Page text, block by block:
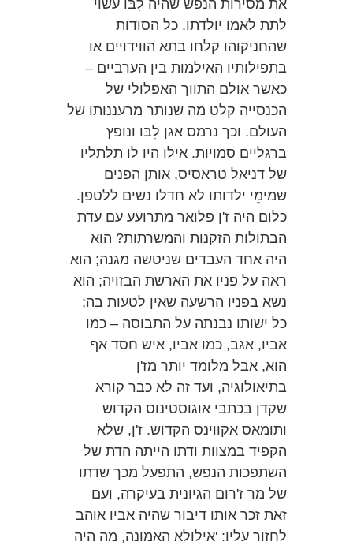
את מסירות הנפש שהיה לִבּו עשוי
לתת לאמו יולדתו. כל הסודות
שהחניקוהו קלחו בתא הווידויים או
בתפילותיו האילמות בין הערביים –
כאשר אולם התווך האפלולי של
הכנסייה קלט מה שנותר מרעננותו של
העולם. וכך נרמס אגן לִבּו ונופץ
ברגליים סמויות. אילו היו לו תלתליו
של דניאל טראסיס, אותן הפנים
שמימֵי ילדותו לא חדלו נשים ללטפן.
כלום היה ז'ן פלואר מתרועע עם עדת
הבתולות הזקנות והמשרתות? הוא
היה אחד העבדים שניטשה מגנה; הוא
ראה על פניו את הארשת הבזויה; הוא
נשא בפניו הרשעה שאין לטעות בה;
כל ישותו נבנתה על התבוסה – כמו
אביו, אגב, כמו אביו, איש חסד אף
הוא, אבל מלומד יותר מז'ן
בתיאולוגיה, ועד זה לא כבר קורא
שקדן בכתבי אוגוסטינוס הקדוש
ותומאס אקווינס הקדוש. ז'ן, שלא
הקפיד במצוות ודתו הייתה הדת של
השתפכות הנפש, התפעל מכך שדתו
של מר ז'רום הגיונית בעיקרה, ועם
זאת זכר אותו דיבור שהיה אביו אוהב
לחזור עליו: 'אילולא האמונה, מה היה